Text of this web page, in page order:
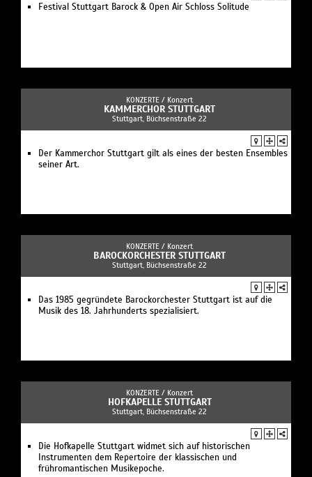
Festival Stuttgart Barock & Open Air Schloss Solitude
KONZERTE / Konzert
KAMMERCHOR STUTTGART
Stuttgart, Büchsenstraße 22
Der Kammerchor Stuttgart gilt als eines der besten Ensembles
seiner Art.
KONZERTE / Konzert
BAROCKORCHESTER STUTTGART
Stuttgart, Büchsenstraße 22
Das 1985 gegründete Barockorchester Stuttgart ist auf die
Musik des 18. Jahrhunderts spezialisiert.
KONZERTE / Konzert
HOFKAPELLE STUTTGART
Stuttgart, Büchsenstraße 22
Die Hofkapelle Stuttgart widmet sich auf historischen
Instrumenten dem Repertoire der klassischen und
frühromantischen Musikepoche.